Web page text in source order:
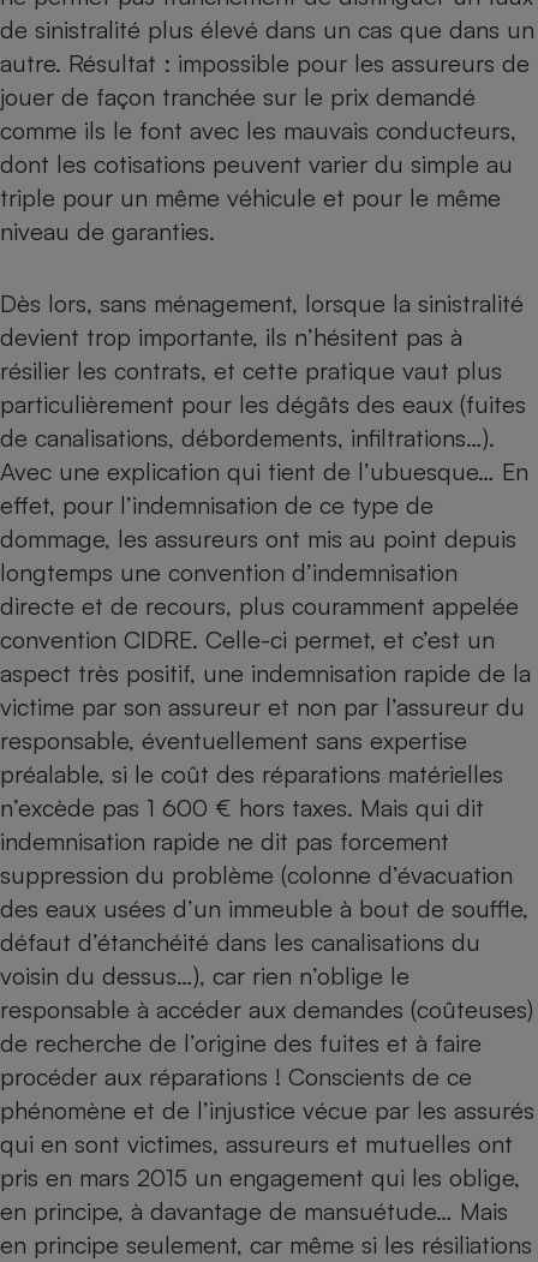
de sinistralité plus élevé dans un cas que dans un
autre. Résultat : impossible pour les assureurs de
jouer de façon tranchée sur le prix demandé
comme ils le font avec les mauvais conducteurs,
dont les cotisations peuvent varier du simple au
triple pour un même véhicule et pour le même
niveau de garanties.
Dès lors, sans ménagement, lorsque la sinistralité
devient trop importante, ils n’hésitent pas à
résilier les contrats, et cette pratique vaut plus
particulièrement pour les dégâts des eaux (fuites
de canalisations, débordements, infiltrations…).
Avec une explication qui tient de l’ubuesque… En
effet, pour l’indemnisation de ce type de
dommage, les assureurs ont mis au point depuis
longtemps une convention d’indemnisation
directe et de recours, plus couramment appelée
convention CIDRE. Celle-ci permet, et c’est un
aspect très positif, une indemnisation rapide de la
victime par son assureur et non par l’assureur du
responsable, éventuellement sans expertise
préalable, si le coût des réparations matérielles
n’excède pas 1 600 € hors taxes. Mais qui dit
indemnisation rapide ne dit pas forcement
suppression du problème (colonne d’évacuation
des eaux usées d’un immeuble à bout de souffle,
défaut d’étanchéité dans les canalisations du
voisin du dessus…), car rien n’oblige le
responsable à accéder aux demandes (coûteuses)
de recherche de l’origine des fuites et à faire
procéder aux réparations ! Conscients de ce
phénomène et de l’injustice vécue par les assurés
qui en sont victimes, assureurs et mutuelles ont
pris en mars 2015 un engagement qui les oblige,
en principe, à davantage de mansuétude… Mais
en principe seulement, car même si les résiliations